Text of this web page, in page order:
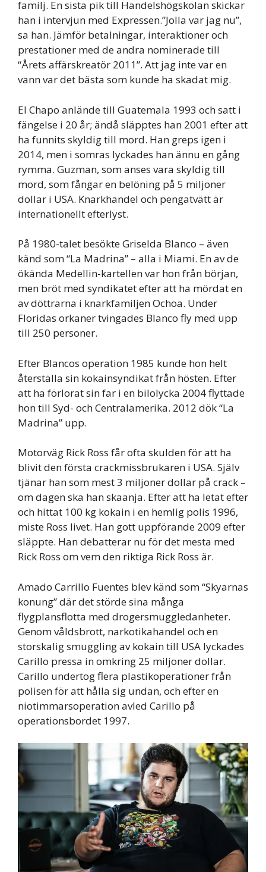
familj. En sista pik till Handelshögskolan skickar
han i intervjun med Expressen.”Jolla var jag nu”,
sa han. Jämför betalningar, interaktioner och
prestationer med de andra nominerade till
“Årets affärskreatör 2011”. Att jag inte var en
vann var det bästa som kunde ha skadat mig.
El Chapo anlände till Guatemala 1993 och satt i
fängelse i 20 år; ändå släpptes han 2001 efter att
ha funnits skyldig till mord. Han greps igen i
2014, men i somras lyckades han ännu en gång
rymma. Guzman, som anses vara skyldig till
mord, som fångar en belöning på 5 miljoner
dollar i USA. Knarkhandel och pengatvätt är
internationellt efterlyst.
På 1980-talet besökte Griselda Blanco – även
känd som “La Madrina” – alla i Miami. En av de
ökända Medellin-kartellen var hon från början,
men bröt med syndikatet efter att ha mördat en
av döttrarna i knarkfamiljen Ochoa. Under
Floridas orkaner tvingades Blanco fly med upp
till 250 personer.
Efter Blancos operation 1985 kunde hon helt
återställa sin kokainsyndikat från hösten. Efter
att ha förlorat sin far i en bilolycka 2004 flyttade
hon till Syd- och Centralamerika. 2012 dök “La
Madrina” upp.
Motorväg Rick Ross får ofta skulden för att ha
blivit den första crackmissbrukaren i USA. Själv
tjänar han som mest 3 miljoner dollar på crack –
om dagen ska han skaanja. Efter att ha letat efter
och hittat 100 kg kokain i en hemlig polis 1996,
miste Ross livet. Han gott uppförande 2009 efter
släppte. Han debatterar nu för det mesta med
Rick Ross om vem den riktiga Rick Ross är.
Amado Carrillo Fuentes blev känd som “Skyarnas
konung” där det störde sina många
flygplansflotta med drogersmuggledanheter.
Genom våldsbrott, narkotikahandel och en
storskalig smuggling av kokain till USA lyckades
Carillo pressa in omkring 25 miljoner dollar.
Carillo undertog flera plastikoperationer från
polisen för att hålla sig undan, och efter en
niotimmarsoperation avled Carillo på
operationsbordet 1997.